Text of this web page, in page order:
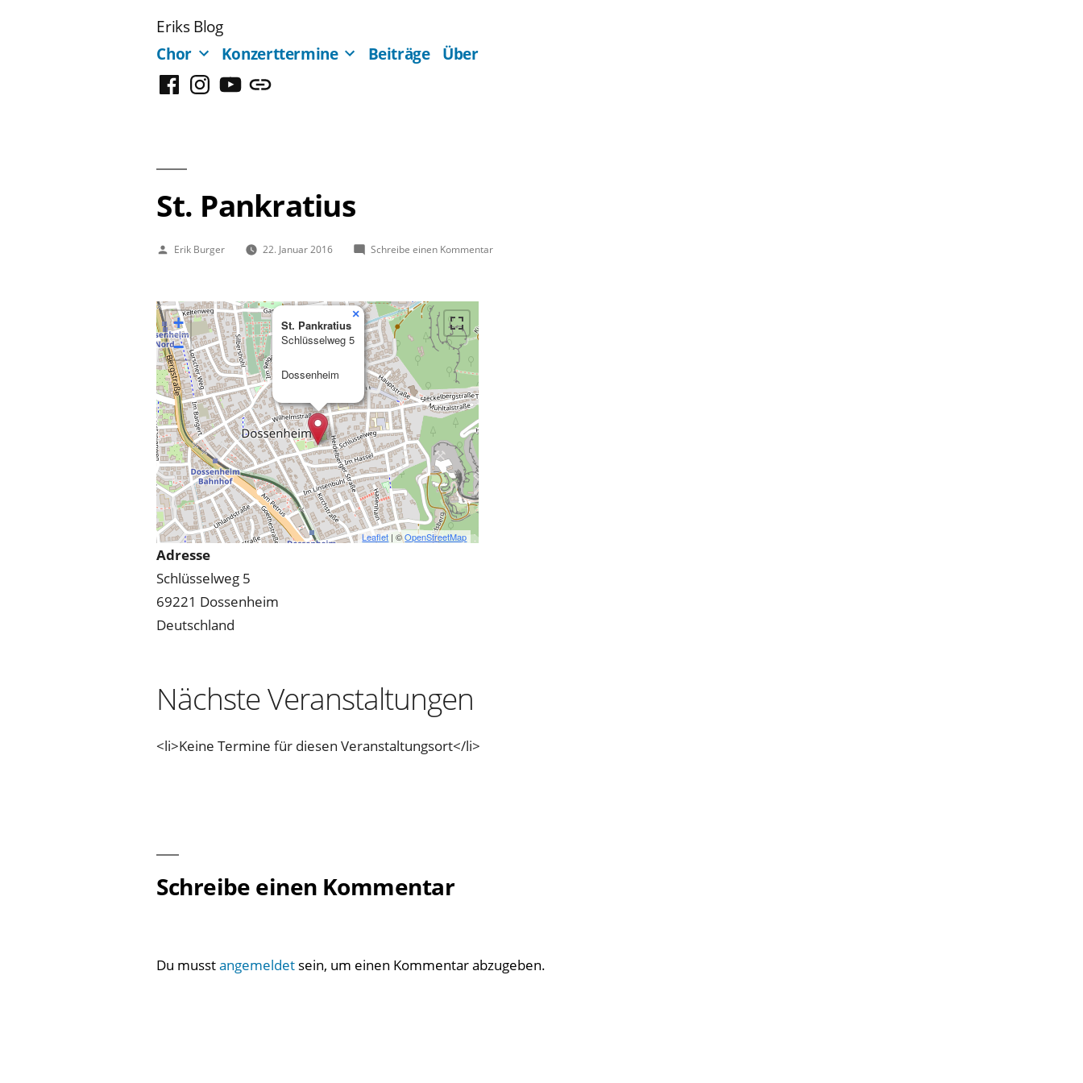
Eriks Blog
Chor
Konzerttermine Beiträge Über
FacebookInstagram
YouTubeMastodon
St. Pankratius
Veröffentlicht
Erik Burger 22. Januar 2016 Schreibe einen Kommentarzu
St. Pankratius
Schlüsselweg 5
Dossenheim
×
+
−
Leaflet | ©OpenStreetMap
Adresse
Schlüsselweg 5
69221 Dossenheim
Deutschland
Nächste Veranstaltungen
<li>Keine Termine für diesen Veranstaltungsort</li>
Schreibe einen Kommentar
Du musstangemeldet sein, um einen Kommentar abzugeben.